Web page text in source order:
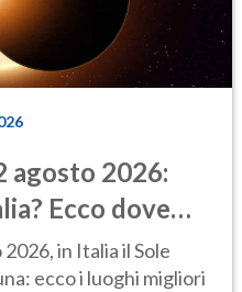
agosto 2026:
Ecco dove
in Italia il Sole
ecco i luoghi migliori